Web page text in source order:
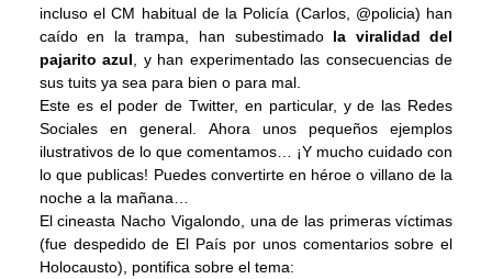
incluso el CM habitual de la Policía (Carlos, @policia) han
caído en la trampa, han subestimado la viralidad del
pajarito azul , y han experimentado las consecuencias de
sus tuits ya sea para bien o para mal.
Este es el poder de Twitter, en particular, y de las Redes
Sociales en general. Ahora unos pequeños ejemplos
ilustrativos de lo que comentamos… ¡Y mucho cuidado con
lo que publicas! Puedes convertirte en héroe o villano de la
noche a la mañana…
El cineasta Nacho Vigalondo, una de las primeras víctimas
(fue despedido de El País por unos comentarios sobre el
Holocausto), pontifica sobre el tema: